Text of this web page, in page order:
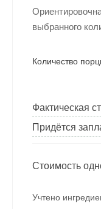
выбранного
Количество
Фактическая
Придётся
Стоимость
Учтено